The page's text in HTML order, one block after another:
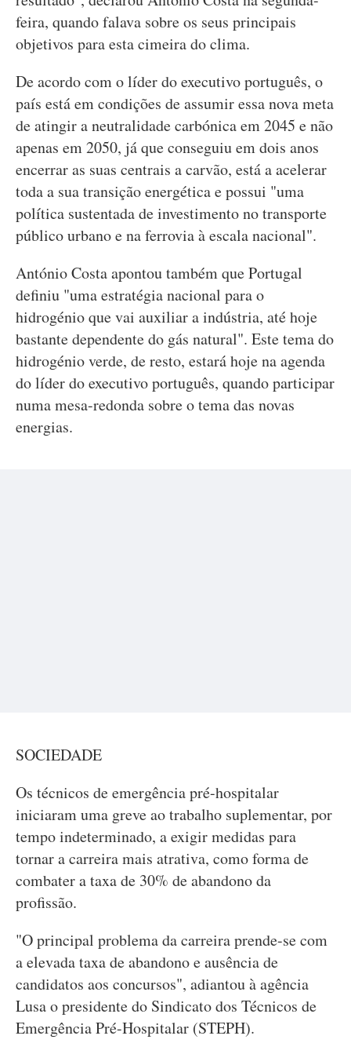
feira, quando falava sobre os seus principais
objetivos para esta cimeira do clima.
De acordo com o líder do executivo português, o
país está em condições de assumir essa nova meta
de atingir a neutralidade carbónica em 2045 e não
apenas em 2050, já que conseguiu em dois anos
encerrar as suas centrais a carvão, está a acelerar
toda a sua transição energética e possui "uma
política sustentada de investimento no transporte
público urbano e na ferrovia à escala nacional".
António Costa apontou também que Portugal
definiu "uma estratégia nacional para o
hidrogénio que vai auxiliar a indústria, até hoje
bastante dependente do gás natural". Este tema do
hidrogénio verde, de resto, estará hoje na agenda
do líder do executivo português, quando participar
numa mesa-redonda sobre o tema das novas
energias.
SOCIEDADE
Os técnicos de emergência pré-hospitalar
iniciaram uma greve ao trabalho suplementar, por
tempo indeterminado, a exigir medidas para
tornar a carreira mais atrativa, como forma de
combater a taxa de 30% de abandono da
profissão.
"O principal problema da carreira prende-se com
a elevada taxa de abandono e ausência de
candidatos aos concursos", adiantou à agência
Lusa o presidente do Sindicato dos Técnicos de
Emergência Pré-Hospitalar (STEPH).